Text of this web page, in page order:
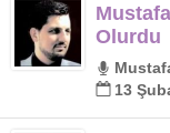
Olurdu
13